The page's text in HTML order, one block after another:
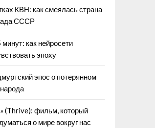
КВН: как смеялась страна
СССР
как нейросети
эпоху
эпос о потерянном
(Thrive): фильм, который
о мире вокруг нас